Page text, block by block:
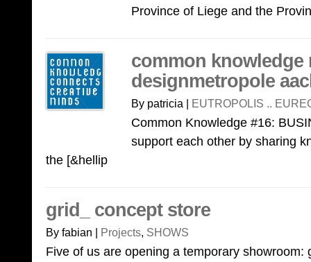
Province of Liege and the
common knowledge
designmetropole
By patricia | EUTROPOLIS ..
Common Knowledge #16:
support each other by sharing
the [&hellip
grid_ concept store
By fabian | Projects, SHOWS
Five of us are opening a temporary showroom: